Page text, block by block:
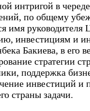
интригой в
по общему
имя руководителя
инвестициям и
Бакиева, в его
стратегии
поддержка
инвестиций и
страны задачи.